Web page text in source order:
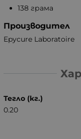
138 грама
Производител
Epycure Laboratoire
Тегло (кг.)
0.20